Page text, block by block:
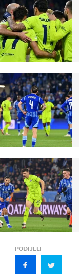
PODIJELI